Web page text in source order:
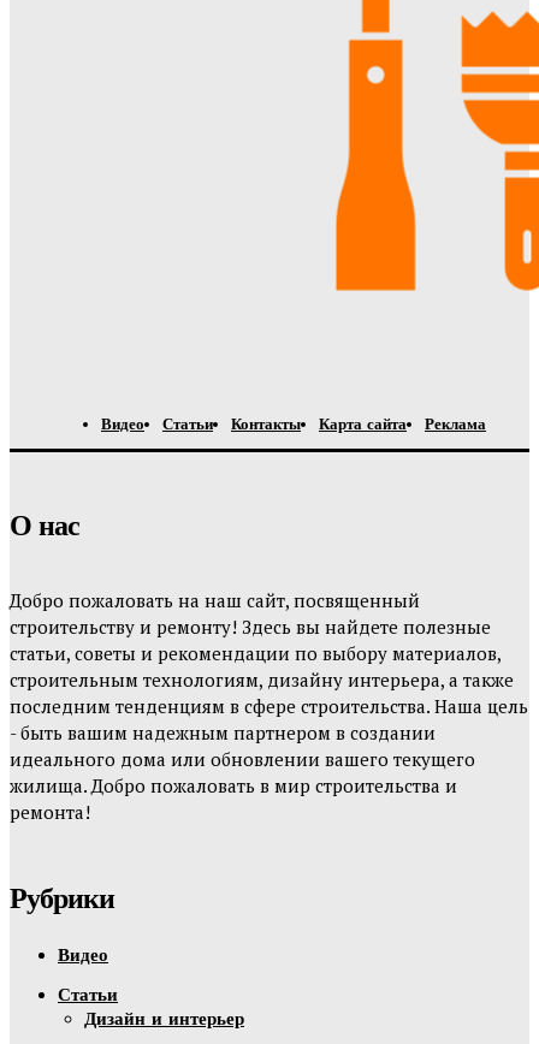
Видео Статьи Контакты Карта сайта Реклама
О нас
Добро пожаловать на наш сайт, посвященный
строительству и ремонту! Здесь вы найдете полезные
статьи, советы и рекомендации по выбору материалов,
строительным технологиям, дизайну интерьера, а также
последним тенденциям в сфере строительства. Наша цель
- быть вашим надежным партнером в создании
идеального дома или обновлении вашего текущего
жилища. Добро пожаловать в мир строительства и
ремонта!
Рубрики
Видео
Статьи
Дизайн и интерьер